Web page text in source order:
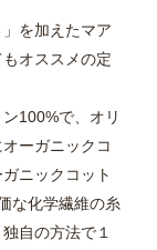
を加えたマア
オススメの定
100%で、オリ
ーガニックコ
ニックコット
な化学繊維の糸
自の方法で１